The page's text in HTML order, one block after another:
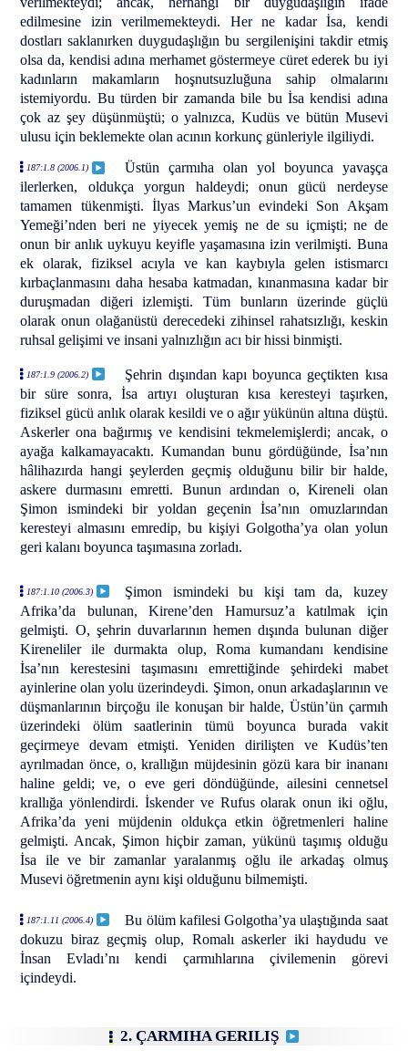
edilmesine izin verilmemekteydi. Her ne kadar İsa, kendi
dostları saklanırken duygudaşlığın bu sergilenişini takdir etmiş
olsa da, kendisi adına merhamet göstermeye cüret ederek bu iyi
kadınların makamların hoşnutsuzluğuna sahip olmalarını
istemiyordu. Bu türden bir zamanda bile bu İsa kendisi adına
çok az şey düşünmüştü; o yalnızca, Kudüs ve bütün Musevi
ulusu için beklemekte olan acının korkunç günleriyle ilgiliydi.
187:1.8 (2006.1)
Üstün çarmıha olan yol boyunca yavaşça
ilerlerken, oldukça yorgun haldeydi; onun gücü nerdeyse
tamamen tükenmişti. İlyas Markus’un evindeki Son Akşam
Yemeği’nden beri ne yiyecek yemiş ne de su içmişti; ne de
onun bir anlık uykuyu keyifle yaşamasına izin verilmişti. Buna
ek olarak, fiziksel acıyla ve kan kaybıyla gelen istismarcı
kırbaçlanmasını daha hesaba katmadan, kınanmasına kadar bir
duruşmadan diğeri izlemişti. Tüm bunların üzerinde güçlü
olarak onun olağanüstü derecedeki zihinsel rahatsızlığı, keskin
ruhsal gelişimi ve insani yalnızlığın acı bir hissi binmişti.
187:1.9 (2006.2)
Şehrin dışından kapı boyunca geçtikten kısa
bir süre sonra, İsa artıyı oluşturan kısa keresteyi taşırken,
fiziksel gücü anlık olarak kesildi ve o ağır yükünün altına düştü.
Askerler ona bağırmış ve kendisini tekmelemişlerdi; ancak, o
ayağa kalkamayacaktı. Kumandan bunu gördüğünde, İsa’nın
hâlihazırda hangi şeylerden geçmiş olduğunu bilir bir halde,
askere durmasını emretti. Bunun ardından o, Kireneli olan
Şimon ismindeki bir yoldan geçenin İsa’nın omuzlarından
keresteyi almasını emredip, bu kişiyi Golgotha’ya olan yolun
geri kalanı boyunca taşımasına zorladı.
187:1.10 (2006.3)
Şimon ismindeki bu kişi tam da, kuzey
Afrika’da bulunan, Kirene’den Hamursuz’a katılmak için
gelmişti. O, şehrin duvarlarının hemen dışında bulunan diğer
Kireneliler ile durmakta olup, Roma kumandanı kendisine
İsa’nın kerestesini taşımasını emrettiğinde şehirdeki mabet
ayinlerine olan yolu üzerindeydi. Şimon, onun arkadaşlarının ve
düşmanlarının birçoğu ile konuşan bir halde, Üstün’ün çarmıh
üzerindeki ölüm saatlerinin tümü boyunca burada vakit
geçirmeye devam etmişti. Yeniden dirilişten ve Kudüs’ten
ayrılmadan önce, o, krallığın müjdesinin gözü kara bir inananı
haline geldi; ve, o eve geri döndüğünde, ailesini cennetsel
krallığa yönlendirdi. İskender ve Rufus olarak onun iki oğlu,
Afrika’da yeni müjdenin oldukça etkin öğretmenleri haline
gelmişti. Ancak, Şimon hiçbir zaman, yükünü taşımış olduğu
İsa ile ve bir zamanlar yaralanmış oğlu ile arkadaş olmuş
Musevi öğretmenin aynı kişi olduğunu bilmemişti.
187:1.11 (2006.4)
Bu ölüm kafilesi Golgotha’ya ulaştığında saat
dokuzu biraz geçmiş olup, Romalı askerler iki haydudu ve
İnsan Evladı’nı kendi çarmıhlarına çivilemenin görevi
içindeydi.
2. ÇARMIHA GERILIŞ